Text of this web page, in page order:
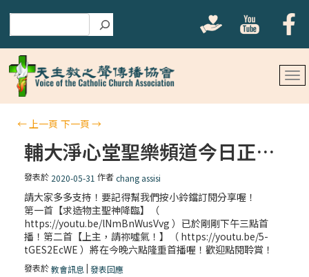
←上一頁 下一頁→
輔大淨心堂聖樂頻道今日正式開播囉！
發表於 2020-05-31 作者chang assisi
請大家多多支持！要記得幫我們按小鈴鐺訂閱分享喔！
第一首【求造物主聖神降臨】（
https://youtu.be/lNmBnWusVvg ）已於剛剛下午三點首
播！第二首【上主，請祢噓氣！】（ https://youtu.be/5-
tGES2EcWE ）將在今晚六點隆重首播喔！歡迎點閱聆賞！
發表於教會訊息|發表回應